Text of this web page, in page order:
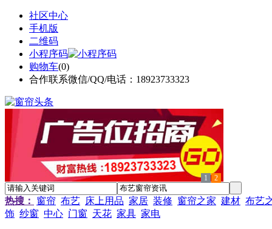
社区中心
手机版
二维码
小程序码
购物车(0)
合作联系微信/QQ/电话：18923733323
1 2
热搜： 窗帘 布艺 床上用品 家居 装修 窗帘之家 建材 布艺
饰 纱窗 中心 门窗 天花 家具 家电